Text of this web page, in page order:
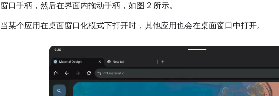
窗口手柄，然后在界面内拖动手柄，如图 2 所示。
当某个应用在桌面窗口化模式下打开时，其他应用也会在桌面窗口中打开。